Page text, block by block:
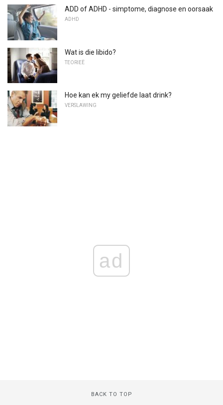
ADD of ADHD - simptome, diagnose en oorsaak
ADHD
Wat is die libido?
TEORIEË
Hoe kan ek my geliefde laat drink?
VERSLAWING
ad
BACK TO TOP